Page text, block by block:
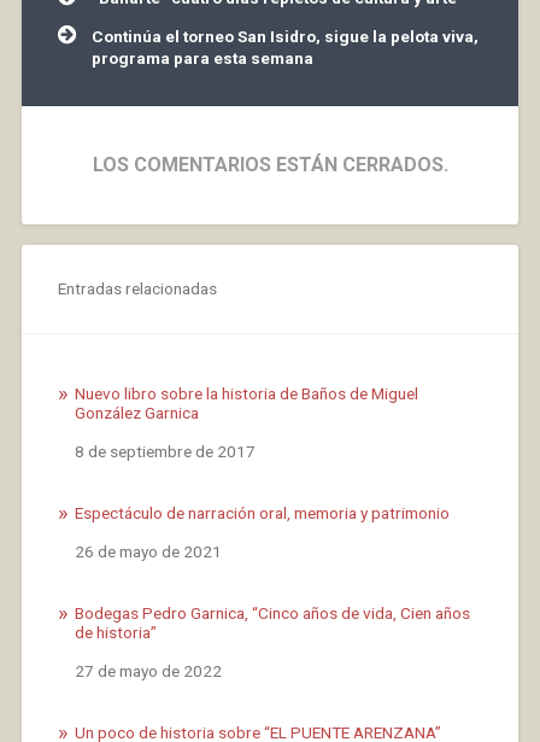
de
entradasContinúa el torneo San Isidro, sigue la pelota viva,
programa para esta semana
LOS COMENTARIOS ESTÁN CERRADOS.
Entradas relacionadas
Nuevo libro sobre la historia de Baños de Miguel
González Garnica
Fecha
8 de septiembre de 2017
Espectáculo de narración oral, memoria y patrimonio
Fecha
26 de mayo de 2021
Bodegas Pedro Garnica, “Cinco años de vida, Cien años
de historia”
Fecha
27 de mayo de 2022
Un poco de historia sobre “EL PUENTE ARENZANA”